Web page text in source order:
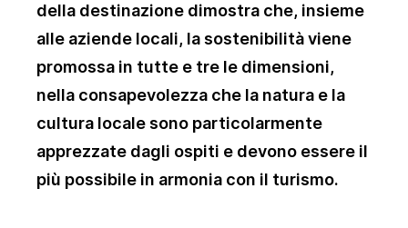
della destinazione dimostra che, insieme
alle aziende locali, la sostenibilità viene
promossa in tutte e tre le dimensioni,
nella consapevolezza che la natura e la
cultura locale sono particolarmente
apprezzate dagli ospiti e devono essere il
più possibile in armonia con il turismo.